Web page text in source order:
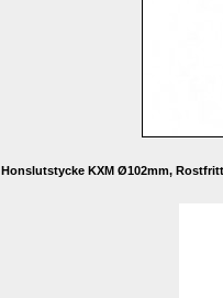
Honslutstycke KXM Ø102mm,